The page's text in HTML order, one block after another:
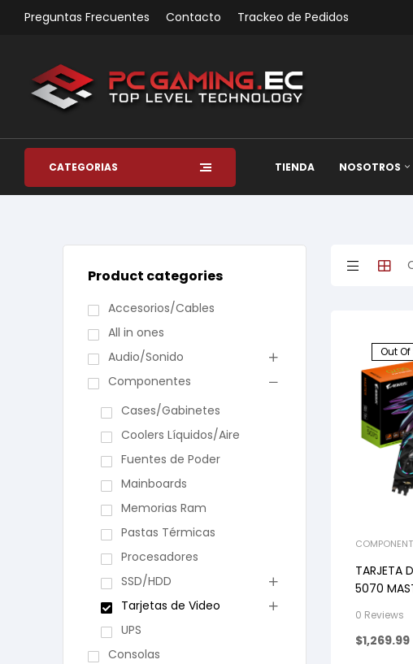
Preguntas Frecuentes Contacto Trackeo de Pedidos
CATEGORÍAS TIENDA NOSOTROS
Out
TARJETA
5070
0 Reviews
$1,269.99
Product categories
Accesorios/Cables
All in ones
Audio/Sonido
Componentes
Cases/Gabinetes
Coolers Líquidos/Aire
Fuentes de Poder
Mainboards
Memorias Ram
Pastas Térmicas
Procesadores
SSD/HDD
Tarjetas de Video
UPS
Consolas